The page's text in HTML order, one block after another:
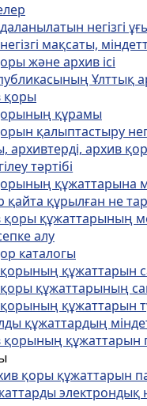
негізгі
мақсаты,
және архив ісі
Ұлттық
қоры
құрамы
қалыптастыру
архивтерді, архив
тәртібі
құжаттарына
қайта құрылған не
құжаттарының
алу
каталогы
құжаттарын
құжаттарының
құжаттарын
құжаттардың
қорының құжаттарын
қоры құжаттарын
электрондық